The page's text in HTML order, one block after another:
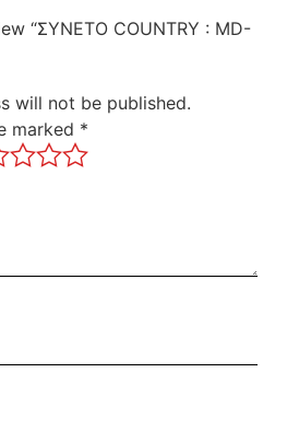
“ΣΥΝΕΤΟ COUNTRY : MD-
will not be published.
marked *